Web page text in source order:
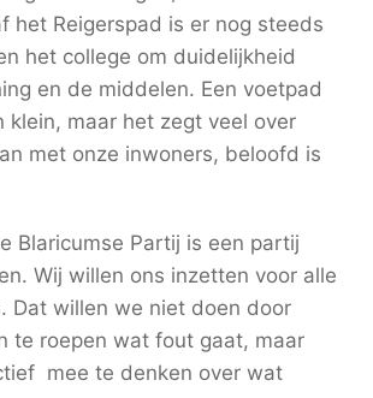
het Reigerspad is er nog steeds
het college om duidelijkheid
en de middelen. Een voetpad
klein, maar het zegt veel over
met onze inwoners, beloofd is
Blaricumse Partij is een partij
Wij willen ons inzetten voor alle
Dat willen we niet doen door
te roepen wat fout gaat, maar
mee te denken over wat